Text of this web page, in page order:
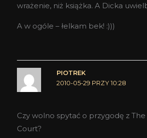
wrażenie, niż książka. A Dicka
A w ogóle – łelkam bek! :)))
PIOTREK
2010-05-29 PRZY 10:28
Czy wolno spytać o przygodę z
Court?